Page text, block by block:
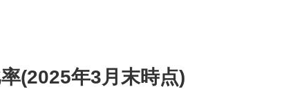
(2025年3月末時点)